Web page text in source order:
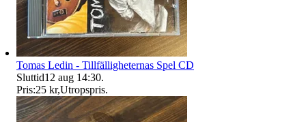
Tomas Ledin - Tillfälligheternas Spel CD
Sluttid12 aug 14:30.
Pris:25 kr,Utropspris.